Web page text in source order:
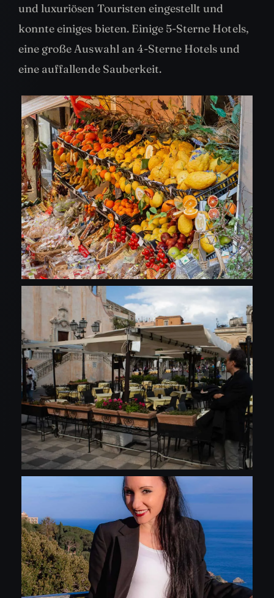
und luxuriösen Touristen eingestellt und
konnte einiges bieten. Einige 5-Sterne Hotels,
eine große Auswahl an 4-Sterne Hotels und
eine auffallende Sauberkeit.